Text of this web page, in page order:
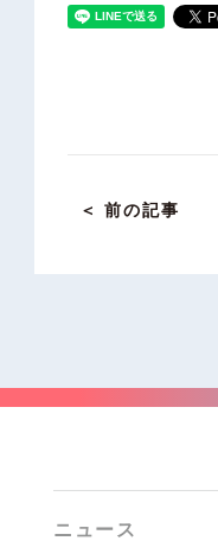
＜ 前の記事
ニュース